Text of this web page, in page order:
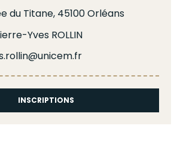
du Titane, 45100 Orléans
Yves ROLLIN
INSCRIPTIONS